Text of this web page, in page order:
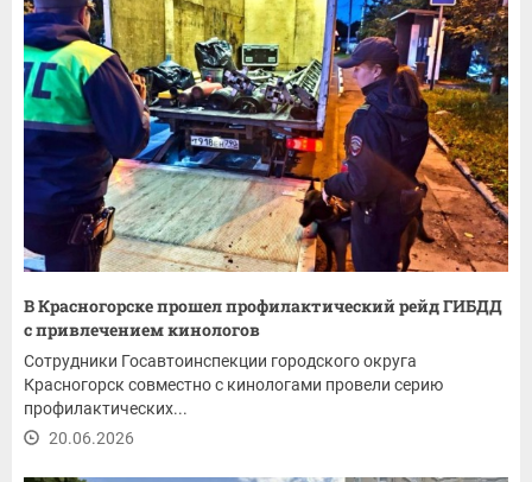
В Красногорске прошел профилактический рейд ГИБДД
с привлечением кинологов
Сотрудники Госавтоинспекции городского округа
Красногорск совместно с кинологами провели серию
профилактических...
20.06.2026